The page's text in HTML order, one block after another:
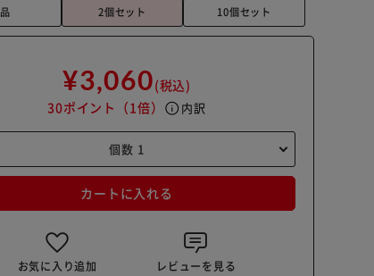
2個セット 10個セット
¥3,060(税込)
30ポイント （1倍） info 内訳
カートに入れる
お気に入り追加 レビューを見る